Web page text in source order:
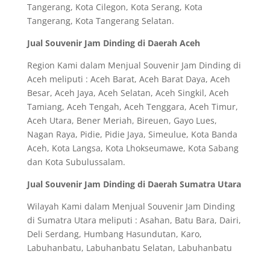
Tangerang, Kota Cilegon, Kota Serang, Kota
Tangerang, Kota Tangerang Selatan.
Jual Souvenir Jam Dinding di Daerah Aceh
Region Kami dalam Menjual Souvenir Jam Dinding di
Aceh meliputi : Aceh Barat, Aceh Barat Daya, Aceh
Besar, Aceh Jaya, Aceh Selatan, Aceh Singkil, Aceh
Tamiang, Aceh Tengah, Aceh Tenggara, Aceh Timur,
Aceh Utara, Bener Meriah, Bireuen, Gayo Lues,
Nagan Raya, Pidie, Pidie Jaya, Simeulue, Kota Banda
Aceh, Kota Langsa, Kota Lhokseumawe, Kota Sabang
dan Kota Subulussalam.
Jual Souvenir Jam Dinding di Daerah Sumatra Utara
Wilayah Kami dalam Menjual Souvenir Jam Dinding
di Sumatra Utara meliputi : Asahan, Batu Bara, Dairi,
Deli Serdang, Humbang Hasundutan, Karo,
Labuhanbatu, Labuhanbatu Selatan, Labuhanbatu